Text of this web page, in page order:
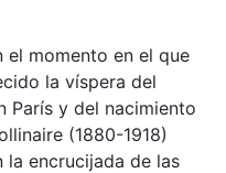
el momento en el que
la víspera del
París y del nacimiento
(1880-1918)
la encrucijada de las